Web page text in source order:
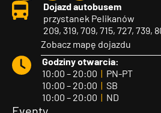
FacebookInstagramYouTube
Dojazd autobusem
przystanek Pelikanów
209, 319, 709, 715, 727, 739,
Zobacz mapę dojazdu
Godziny otwarcia:
10:00 – 20:00 | PN-PT
10:00 – 20:00 | SB
10:00 – 20:00 | ND